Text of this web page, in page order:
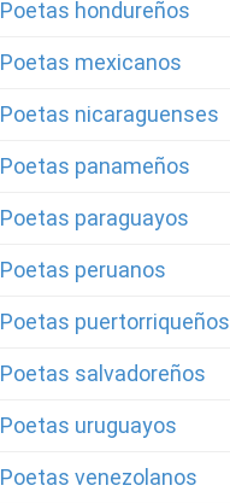
Poetas hondureños
Poetas mexicanos
Poetas nicaraguenses
Poetas panameños
Poetas paraguayos
Poetas peruanos
Poetas puertorriqueños
Poetas salvadoreños
Poetas uruguayos
Poetas venezolanos